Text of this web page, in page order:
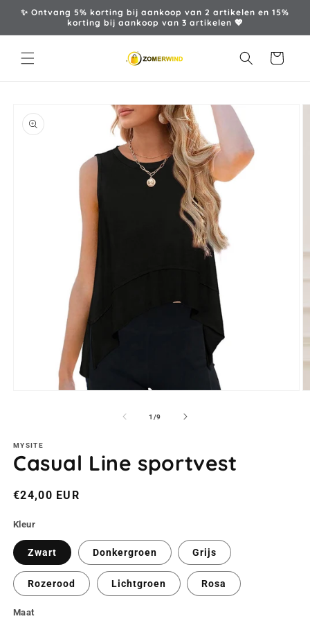
naar de
✨ Ontvang 5% korting bij aankoop van 2 artikelen en 15%
korting bij aankoop van 3 artikelen 💖
Winkelwagen
direct naar
1 /van
9
MYSITE
Casual Line sportvest
Normale
€24,00 EUR
Kleur
Zwart Donkergroen Grijs
Rozerood Lichtgroen Rosa
Maat